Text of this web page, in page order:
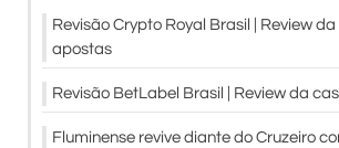
Revisão Crypto Royal Brasil | Review
apostas
Revisão BetLabel Brasil | Review da
Fluminense revive diante do Cruzeiro